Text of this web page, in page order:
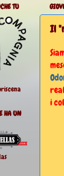
Il
i
TU
HA UN